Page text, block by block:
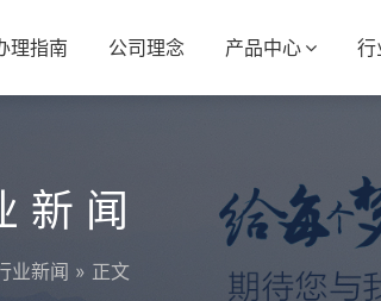
理指南 公司理念 产品中心 行
新闻
业新闻 » 正文